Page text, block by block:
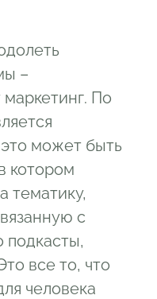
–
маркетинг. По
может быть
котором
тематику,
с
подкасты,
все то, что
человека